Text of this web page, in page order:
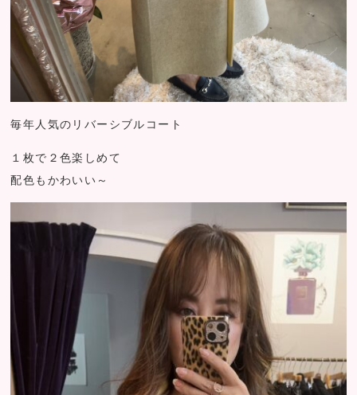
毎年人気のリバーシブルコート
１枚で２色楽しめて
配色もかわいい～